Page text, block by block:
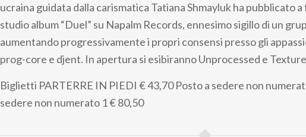
ucraina guidata dalla carismatica Tatiana Shmayluk ha pubblicato
studio album “Duel” su Napalm Records, ennesimo sigillo di un
aumentando progressivamente i propri consensi presso gli
prog-core e djent. In apertura si esibiranno Unprocessed e
Biglietti PARTERRE IN PIEDI € 43,70 Posto a sedere non
sedere non numerato 1€ 80,50